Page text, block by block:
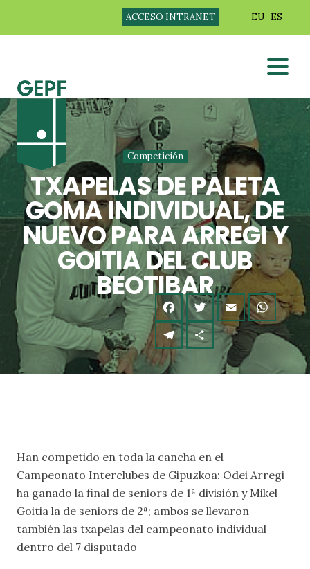
ACCESO INTRANET EU ES
Competición
TXAPELAS DE PALETA
GOMA INDIVIDUAL, DE
NUEVO PARA ARREGI Y
GOITIA DEL CLUB
BEOTIBAR
Han competido en toda la cancha en el
Campeonato Interclubes de Gipuzkoa: Odei Arregi
ha ganado la final de seniors de 1ª división y Mikel
Goitia la de seniors de 2ª; ambos se llevaron
también las txapelas del campeonato individual
dentro del 7 disputado